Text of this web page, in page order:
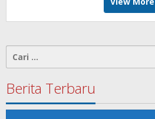
Cari
Berita Terbaru